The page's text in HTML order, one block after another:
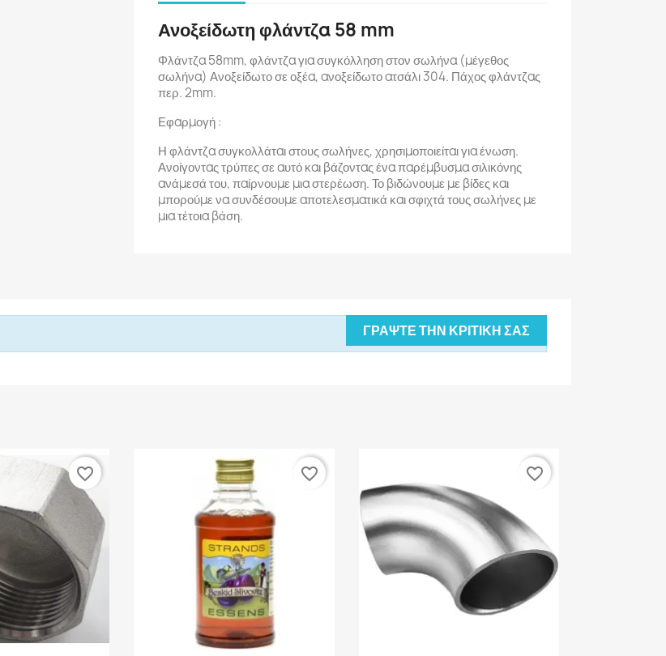
Ανοξείδωτη φλάντζα 58 mm
Φλάντζα 58mm, φλάντζα για συγκόλληση στον σωλήνα (μέγεθος
σωλήνα) Ανοξείδωτο σε οξέα, ανοξείδωτο ατσάλι 304. Πάχος φλάντζας
περ. 2mm.
Εφαρμογή :
Η φλάντζα συγκολλάται στους σωλήνες, χρησιμοποιείται για ένωση.
Ανοίγοντας τρύπες σε αυτό και βάζοντας ένα παρέμβυσμα σιλικόνης
ανάμεσά του, παίρνουμε μια στερέωση. Το βιδώνουμε με βίδες και
μπορούμε να συνδέσουμε αποτελεσματικά και σφιχτά τους σωλήνες με
μια τέτοια βάση.
ΓΡΆΨΤΕ ΤΗΝ ΚΡΙΤΙΚΉ ΣΑΣ
favorite_border favorite_border favorite_border